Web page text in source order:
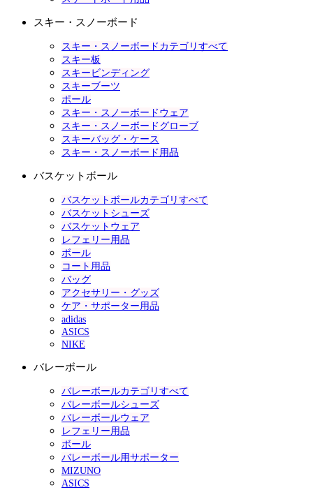
スキー・スノーボード
スキー・スノーボードカテゴリすべて
スキー板
スキービンディング
スキーブーツ
ポール
スキー・スノーボードウェア
スキー・スノーボードグローブ
スキーバッグ・ケース
スキー・スノーボード用品
バスケットボール
バスケットボールカテゴリすべて
バスケットシューズ
バスケットウェア
レフェリー用品
ボール
コート用品
バッグ
アクセサリー・グッズ
ケア・サポーター用品
adidas
ASICS
NIKE
バレーボール
バレーボールカテゴリすべて
バレーボールシューズ
バレーボールウェア
レフェリー用品
ボール
バレーボール用サポーター
MIZUNO
ASICS